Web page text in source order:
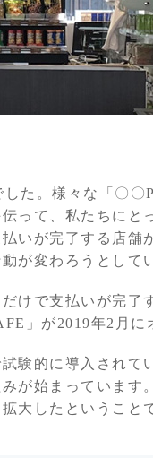
た。様々な「〇〇
って、私たちにと
いが完了する店舗
が変わろうとして
けで支払いが完了
」が2019年2月に
験的に導入されて
が始まっています
大したということ